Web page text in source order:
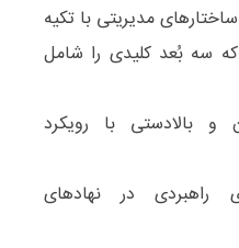
مدیریتی با تکیه
که سه بُعد کلیدی را شامل
و بالادستی با رویکرد
راهبردی در نهادهای